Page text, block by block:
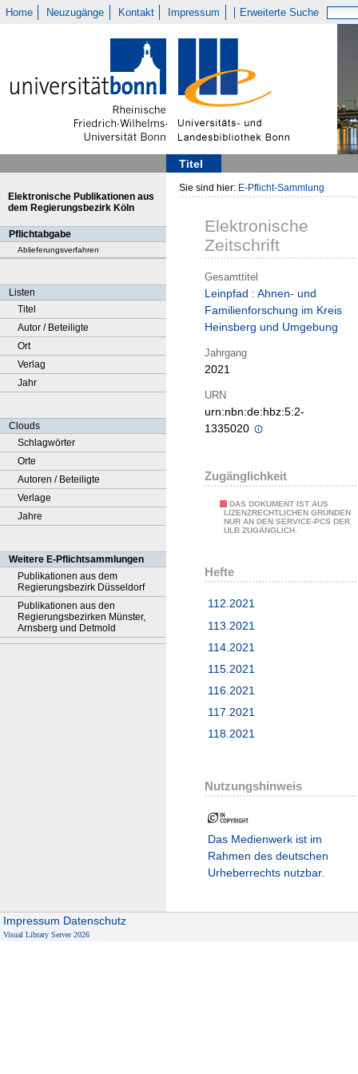
Home Neuzugänge Kontakt Impressum Erweiterte Suche
Titel
Elektronische Publikationen aus
dem Regierungsbezirk Köln
Pflichtabgabe
Ablieferungsverfahren
Listen
Titel
Autor / Beteiligte
Ort
Verlag
Jahr
Clouds
Schlagwörter
Orte
Autoren / Beteiligte
Verlage
Jahre
Weitere E-Pflichtsammlungen
Publikationen aus dem
Regierungsbezirk Düsseldorf
Publikationen aus den
Regierungsbezirken Münster,
Arnsberg und Detmold
Sie sind hier: E-Pflicht-Sammlung
Elektronische
Zeitschrift
Gesamttitel
Leinpfad : Ahnen- und
Familienforschung im Kreis
Heinsberg und Umgebung
Jahrgang
2021
URN
urn:nbn:de:hbz:5:2-
1335020
Zugänglichkeit
DAS DOKUMENT IST AUS
LIZENZRECHTLICHEN GRÜNDEN
NUR AN DEN SERVICE-PCS DER
ULB ZUGÄNGLICH.
Hefte
112.2021
113.2021
114.2021
115.2021
116.2021
117.2021
118.2021
Nutzungshinweis
Das Medienwerk ist im
Rahmen des deutschen
Urheberrechts nutzbar.
Impressum Datenschutz
Visual Library Server 2026